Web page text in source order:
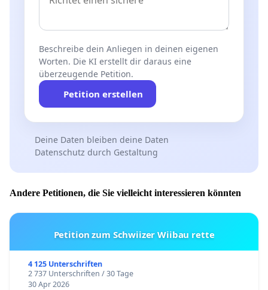
Beschreibe dein Anliegen in deinen eigenen
Worten. Die KI erstellt dir daraus eine
überzeugende Petition.
Petition erstellen
Deine Daten bleiben deine Daten
Datenschutz durch Gestaltung
Andere Petitionen, die Sie vielleicht interessieren könnten
Petition zum Schwiizer Wiibau rette
4 125 Unterschriften
2 737 Unterschriften / 30 Tage
30 Apr 2026